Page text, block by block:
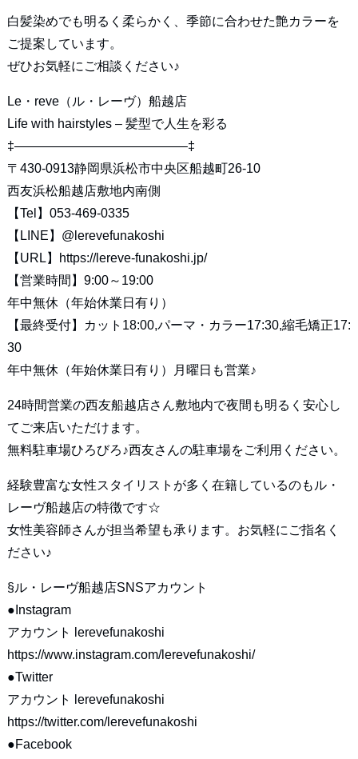
白髪染めでも明るく柔らかく、季節に合わせた艶カラーを
ご提案しています。
ぜひお気軽にご相談ください♪
Le・reve（ル・レーヴ）船越店
Life with hairstyles – 髪型で人生を彩る
‡—————————————–‡
〒430-0913静岡県浜松市中央区船越町26-10
西友浜松船越店敷地内南側
【Tel】053-469-0335
【LINE】 @lerevefunakoshi
【URL】
https://lereve-funakoshi.jp/
【営業時間】9:00～19:00
年中無休（年始休業日有り）
【最終受付】カット18:00,パーマ・カラー17:30,縮毛矯正17:
30
年中無休（年始休業日有り）月曜日も営業♪
24時間営業の西友船越店さん敷地内で夜間も明るく安心し
てご来店いただけます。
無料駐車場ひろびろ♪西友さんの駐車場をご利用ください。
経験豊富な女性スタイリストが多く在籍しているのもル・
レーヴ船越店の特徴です☆
女性美容師さんが担当希望も承ります。お気軽にご指名く
ださい♪
§ル・レーヴ船越店SNSアカウント
●Instagram
アカウント lerevefunakoshi
https://www.instagram.com/lerevefunakoshi/
●Twitter
アカウント lerevefunakoshi
https://twitter.com/lerevefunakoshi
●Facebook